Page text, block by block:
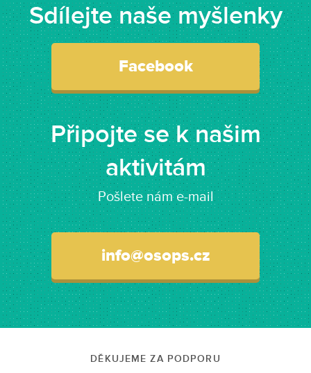
Sdílejte naše myšlenky
Facebook
Připojte se k našim
aktivitám
Pošlete nám e-mail
info@osops.cz
DĚKUJEME ZA PODPORU